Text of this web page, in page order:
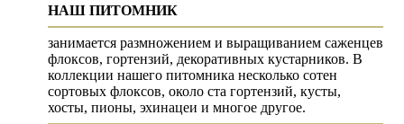
НАШ ПИТОМНИК
занимается размножением и выращиванием саженцев
флоксов, гортензий, декоративных кустарников. В
коллекции нашего питомника несколько сотен
сортовых флоксов, около ста гортензий, кусты,
хосты, пионы, эхинацеи и многое другое.